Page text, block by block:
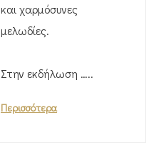
και χαρμόσυνες
μελωδίες.
Στην εκδήλωση …..
Περισσότερα